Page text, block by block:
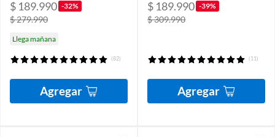
$ 189.990 -32%
$ 279.990
Llega mañana
(82)
Agregar
$ 189.990 -39%
$ 309.990
(11)
Agregar